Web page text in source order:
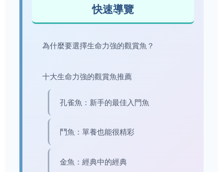
快速導覽
為什麼要選擇生命力強的觀賞魚？
十大生命力強的觀賞魚推薦
孔雀魚：新手的最佳入門魚
鬥魚：單養也能很精彩
金魚：經典中的經典